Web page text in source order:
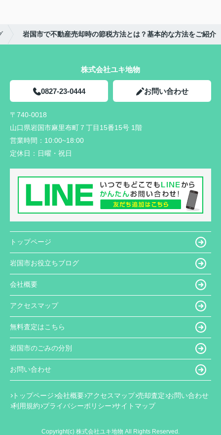
岩国市で不動産売却時の節税方法とは？基本的な方法をご紹介
株式会社ユキ地物
0827-23-0444 お問い合わせ
〒740-0018
山口県岩国市麻里布町７丁目15番15号 1階
営業時間： 10:00~18:00
定休日： 日曜・祝日
トップページ
岩国市お役立ちブログ
会社概要
アクセスマップ
無料査定はこちら
岩国市のごみの分別
お問い合わせ
トップページ 会社概要 アクセスマップ 売却査定 お問い合わせ
利用規約 プライバシーポリシー サイトマップ
Copyright(c) 株式会社ユキ地物 All Rights Reserved.